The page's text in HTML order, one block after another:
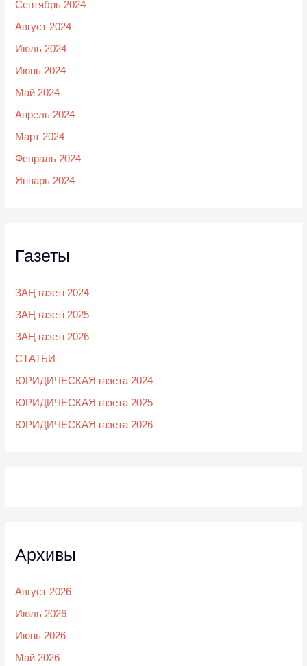
Сентябрь 2024
Август 2024
Июль 2024
Июнь 2024
Май 2024
Апрель 2024
Март 2024
Февраль 2024
Январь 2024
Газеты
ЗАҢ газеті 2024
ЗАҢ газеті 2025
ЗАҢ газеті 2026
СТАТЬИ
ЮРИДИЧЕСКАЯ газета 2024
ЮРИДИЧЕСКАЯ газета 2025
ЮРИДИЧЕСКАЯ газета 2026
Архивы
Август 2026
Июль 2026
Июнь 2026
Май 2026